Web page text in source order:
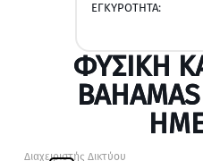
ΕΓΚΥΡΟΤΗΤΑ:
ΦΥΣΙΚΉ
Διαχειριστής Δικτύου